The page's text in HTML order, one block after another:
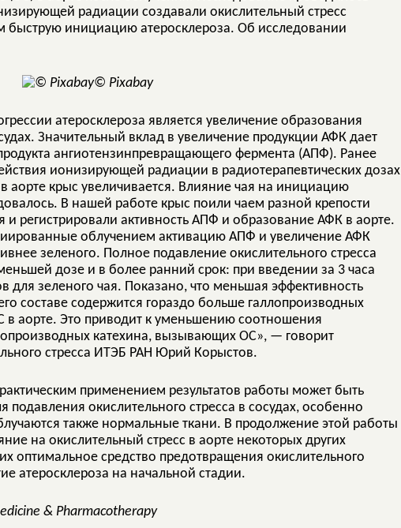
радиации создавали окислительный стресс
быструю инициацию атеросклероза. Об исследовании
© Pixabay
атеросклероза является увеличение образования
Значительный вклад в увеличение продукции АФК дает
ангиотензинпревращающего фермента (АПФ). Ранее
ионизирующей радиации в радиотерапевтических дозах
аорте крыс увеличивается. Влияние чая на инициацию
В нашей работе крыс поили чаем разной крепости
и регистрировали активность АПФ и образование АФК в аорте.
облучением активацию АПФ и увеличение АФК
зеленого. Полное подавление окислительного стресса
дозе и в более ранний срок: при введении за 3 часа
для зеленого чая. Показано, что меньшая эффективность
составе содержится гораздо больше галлопроизводных
в аорте. Это приводит к уменьшению соотношения
катехина, вызывающих ОС», — говорит
стресса ИТЭБ РАН Юрий Корыстов.
применением результатов работы может быть
окислительного стресса в сосудах, особенно
также нормальные ткани. В продолжение этой работы
на окислительный стресс в аорте некоторых других
оптимальное средство предотвращения окислительного
атеросклероза на начальной стадии.
& Pharmacotherapy